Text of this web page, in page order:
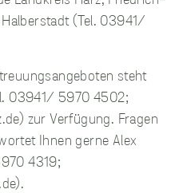
(Tel. 03941/
steht
03941/ 5970 4502;
) zur Verfügung. Fragen
Ihnen gerne Alex
4319;
).
verwendet, um
Informationen über
Website, Ihren Besuch
sowie Ihre Nutzung
unserer Website zu
sammeln, z.B. die